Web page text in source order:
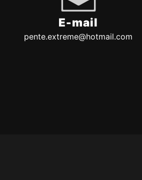
E-mail
pente.extreme@hotmail.com